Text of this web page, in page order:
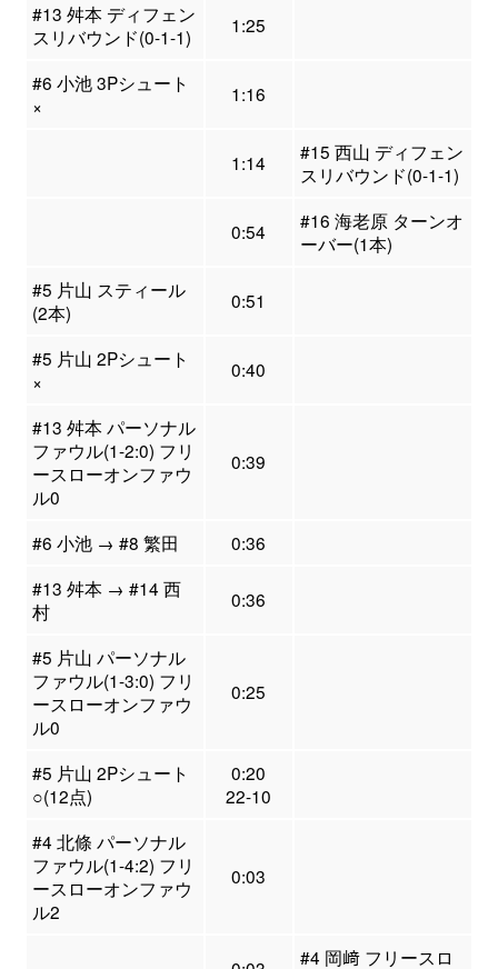
#13 舛本 ディフェン
スリバウンド(0-1-1)
1:25
#6 小池 3Pシュート
×
1:16
1:14
#15 西山 ディフェン
スリバウンド(0-1-1)
0:54
#16 海老原 ターンオ
ーバー(1本)
#5 片山 スティール
(2本)
0:51
#5 片山 2Pシュート
×
0:40
#13 舛本 パーソナル
ファウル(1-2:0) フリ
ースローオンファウ
ル0
0:39
#6 小池 → #8 繁田
0:36
#13 舛本 → #14 西
村
0:36
#5 片山 パーソナル
ファウル(1-3:0) フリ
ースローオンファウ
ル0
0:25
#5 片山 2Pシュート
○(12点)
0:20
22-10
#4 北條 パーソナル
ファウル(1-4:2) フリ
ースローオンファウ
ル2
0:03
#4 岡﨑 フリースロ